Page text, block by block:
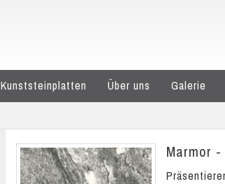
Kunststeinplatten Über uns Galerie
Marmor